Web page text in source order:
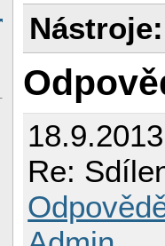
Nástroje:
Re: